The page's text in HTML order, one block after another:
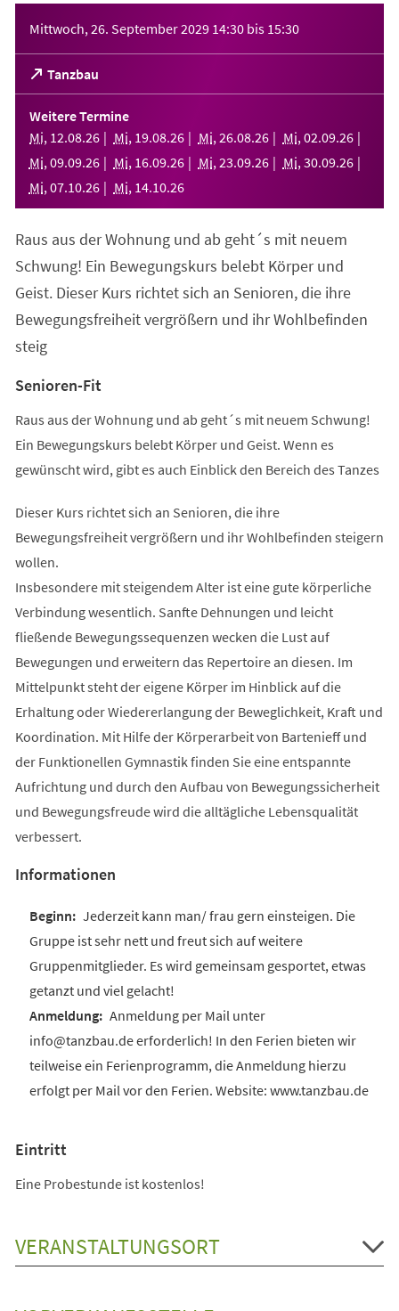
Mittwoch, 26. September 2029 14:30 bis 15:30
Tanzbau
(Öffnet
in
einem
neuen
Tab)
Weitere Termine
Mi, 12.08.26 Mi, 19.08.26 Mi, 26.08.26 Mi, 02.09.26
Mi, 09.09.26 Mi, 16.09.26 Mi, 23.09.26 Mi, 30.09.26
Mi, 07.10.26 Mi, 14.10.26
Raus aus der Wohnung und ab geht´s mit neuem
Schwung! Ein Bewegungskurs belebt Körper und
Geist. Dieser Kurs richtet sich an Senioren, die ihre
Bewegungsfreiheit vergrößern und ihr Wohlbefinden
steig
Senioren-Fit
Raus aus der Wohnung und ab geht´s mit neuem Schwung!
Ein Bewegungskurs belebt Körper und Geist. Wenn es
gewünscht wird, gibt es auch Einblick den Bereich des Tanzes
Dieser Kurs richtet sich an Senioren, die ihre
Bewegungsfreiheit vergrößern und ihr Wohlbefinden steigern
wollen.
Insbesondere mit steigendem Alter ist eine gute körperliche
Verbindung wesentlich. Sanfte Dehnungen und leicht
fließende Bewegungssequenzen wecken die Lust auf
Bewegungen und erweitern das Repertoire an diesen. Im
Mittelpunkt steht der eigene Körper im Hinblick auf die
Erhaltung oder Wiedererlangung der Beweglichkeit, Kraft und
Koordination. Mit Hilfe der Körperarbeit von Bartenieff und
der Funktionellen Gymnastik finden Sie eine entspannte
Aufrichtung und durch den Aufbau von Bewegungssicherheit
und Bewegungsfreude wird die alltägliche Lebensqualität
verbessert.
Informationen
Jederzeit kann man/ frau gern einsteigen. Die
Gruppe ist sehr nett und freut sich auf weitere
Gruppenmitglieder. Es wird gemeinsam gesportet, etwas
getanzt und viel gelacht!
Anmeldung per Mail unter
info@tanzbau.de erforderlich! In den Ferien bieten wir
teilweise ein Ferienprogramm, die Anmeldung hierzu
erfolgt per Mail vor den Ferien. Website: www.tanzbau.de
Eintritt
Eine Probestunde ist kostenlos!
VERANSTALTUNGSORT